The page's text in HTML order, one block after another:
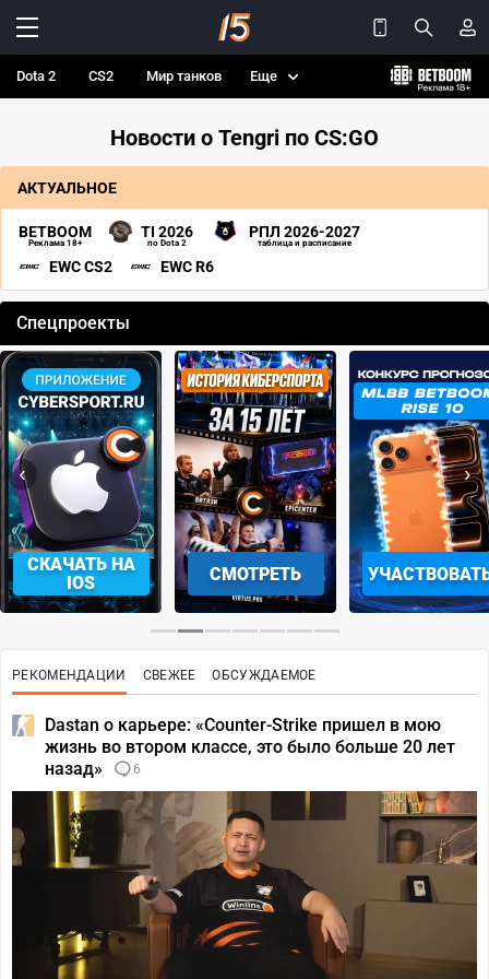
Dota 2 CS2 Мир танков Еще
Новости о Tengri по CS:GO
АКТУАЛЬНОЕ
BETBOOM
Реклама 18+
TI 2026
по Dota 2
РПЛ 2026-2027
таблица и расписание
EWC CS2 EWC R6
Спецпроекты
СКАЧАТЬ НА
IOS
СМОТРЕТЬ
‹ ›
РЕКОМЕНДАЦИИ СВЕЖЕЕ ОБСУЖДАЕМОЕ
Dastan о карьере: «Counter-Strike пришел в мою
жизнь во втором классе, это было больше 20 лет
назад»
6